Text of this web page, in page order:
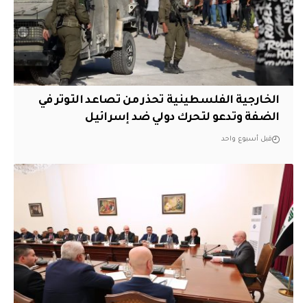
الخارجية الفلسطينية تحذر من تصاعد التوتر في
الضفة وتدعو لتحرك دولي ضد إسرائيل
قبل أسبوع واحد